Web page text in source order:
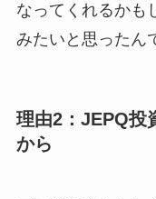
なってくれるかも
みたいと思ったん
理由2：JEPQ投
から